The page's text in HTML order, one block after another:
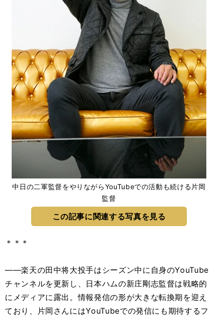
中日の二軍監督をやりながらYouTubeでの活動も続ける片岡
監督
この記事に関連する写真を見る
＊＊＊
――楽天の田中将大投手はシーズン中に自身のYouTube
チャンネルを更新し、日本ハムの新庄剛志監督は戦略的
にメディアに露出。情報発信の形が大きな転換期を迎え
ており、片岡さんにはYouTubeでの発信にも期待するフ